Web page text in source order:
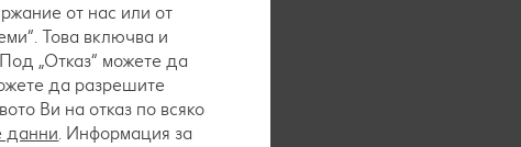
от нас или от
Това включва и
„Отказ“ можете да
да разрешите
Ви на отказ по всяко
данни. Информация за